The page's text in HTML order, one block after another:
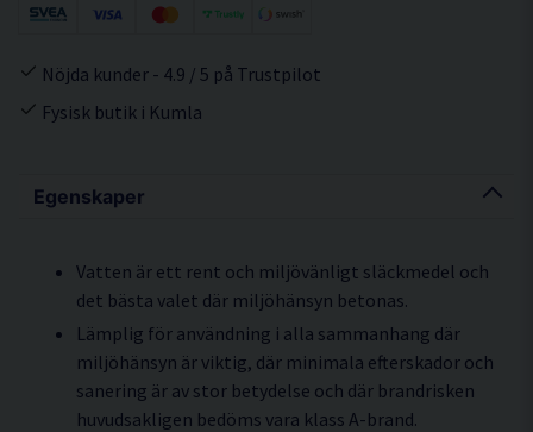
Egenskaper
Vatten är ett rent och miljövänligt släckmedel och
det bästa valet där miljöhänsyn betonas.
Lämplig för användning i alla sammanhang där
miljöhänsyn är viktig, där minimala efterskador och
sanering är av stor betydelse och där brandrisken
huvudsakligen bedöms vara klass A-brand.
Nöjda kunder - 4.9 / 5 på Trustpilot
Fysisk butik i Kumla